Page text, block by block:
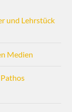
und Lehrstück
Medien
Pathos